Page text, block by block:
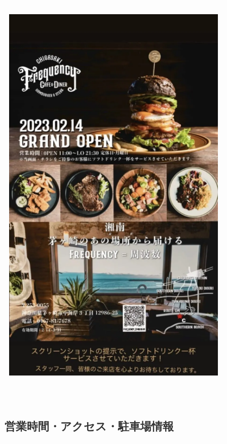
営業時間・アクセス・駐車場情報